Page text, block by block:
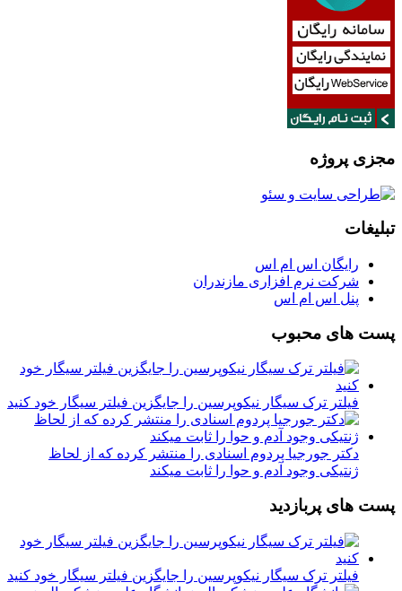
مجزی پروژه
تبلیغات
رایگان اس ام اس
شرکت نرم افزاری مازندران
پنل اس ام اس
پست های محبوب
فیلتر ترک سیگار نیکوپرسین را جایگزین فیلتر سیگار خود کنید
دکتر جورجیا پردوم اسنادی را منتشر کرده که از لحاظ
ژنتیکی وجود آدم و حوا را ثابت میکند
پست های پربازدید
فیلتر ترک سیگار نیکوپرسین را جایگزین فیلتر سیگار خود کنید